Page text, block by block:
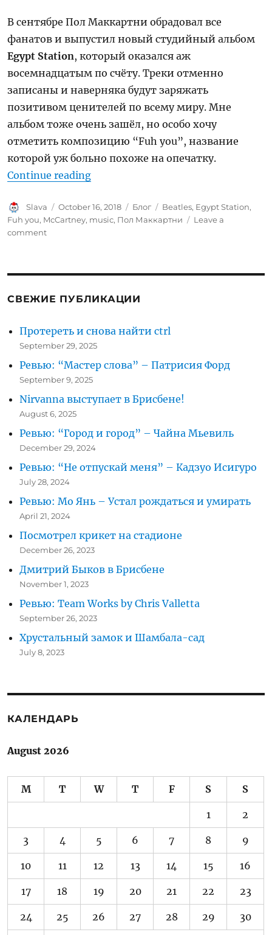
В сентябре Пол Маккартни обрадовал все
фанатов и выпустил новый студийный альбом
Egypt Station, который оказался аж
восемнадцатым по счёту. Треки отменно
записаны и наверняка будут заряжать
позитивом ценителей по всему миру. Мне
альбом тоже очень зашёл, но особо хочу
отметить композицию “Fuh you”, название
которой уж больно похоже на опечатку.
Continue reading“Fuh you, sir Paul McCartney!”
Author
Slava
Posted
on
October 16, 2018 Categories
Блог Tags
Beatles, Egypt Station,
Fuh you, McCartney, music, Пол Маккартни
Leave a
commenton
McCartney!
СВЕЖИЕ ПУБЛИКАЦИИ
Протереть и снова найти ctrl
September 29, 2025
Ревью: “Мастер слова” – Патрисия Форд
September 9, 2025
Nirvanna выступает в Брисбене!
August 6, 2025
Ревью: “Город и город” – Чайна Мьевиль
December 29, 2024
Ревью: “Не отпускай меня” – Кадзуо Исигуро
July 28, 2024
Ревью: Мо Янь – Устал рождаться и умирать
April 21, 2024
Посмотрел крикет на стадионе
December 26, 2023
Дмитрий Быков в Брисбене
November 1, 2023
Ревью: Team Works by Chris Valletta
September 26, 2023
Хрустальный замок и Шамбала-сад
July 8, 2023
КАЛЕНДАРЬ
August 2026
M T W T F S S
1 2
3 4 5 6 7 8 9
10 11 12 13 14 15 16
17 18 19 20 21 22 23
24 25 26 27 28 29 30